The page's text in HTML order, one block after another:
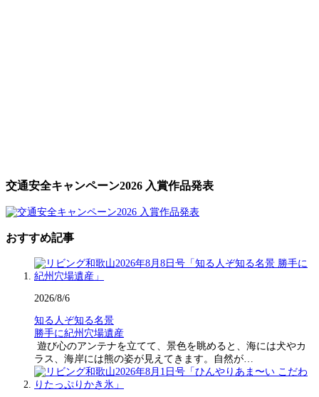
交通安全キャンペーン2026 入賞作品発表
おすすめ記事
2026/8/6
知る人ぞ知る名景
勝手に紀州穴場遺産
遊び心のアンテナを立てて、景色を眺めると、海には犬やカ
ラス、海岸には熊の姿が見えてきます。自然が…